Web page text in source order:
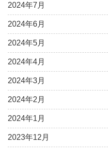
2024年7月
2024年6月
2024年5月
2024年4月
2024年3月
2024年2月
2024年1月
2023年12月